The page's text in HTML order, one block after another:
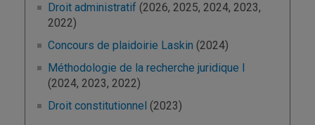
Droit administratif (2026, 2025, 2024, 2023,
2022)
Concours de plaidoirie Laskin (2024)
Méthodologie de la recherche juridique I
(2024, 2023, 2022)
Droit constitutionnel (2023)